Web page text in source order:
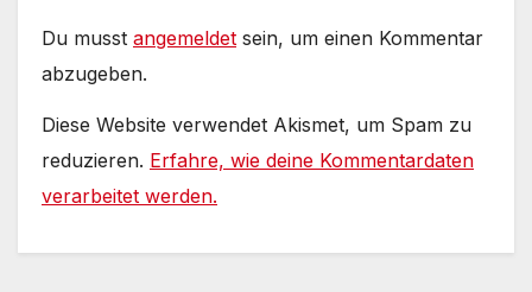
Du musst angemeldet sein, um einen Kommentar
abzugeben.
Diese Website verwendet Akismet, um Spam zu
reduzieren. Erfahre, wie deine Kommentardaten
verarbeitet werden.